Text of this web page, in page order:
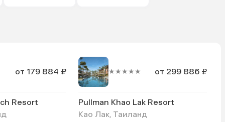
от 179 884 ₽
Resort
★★★★★ от 299 886 ₽
Pullman Khao Lak Resort
Као Лак, Таиланд